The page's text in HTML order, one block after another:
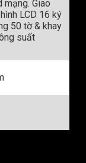
mạng. Giao
LCD 16 ký
50 tờ & khay
suất